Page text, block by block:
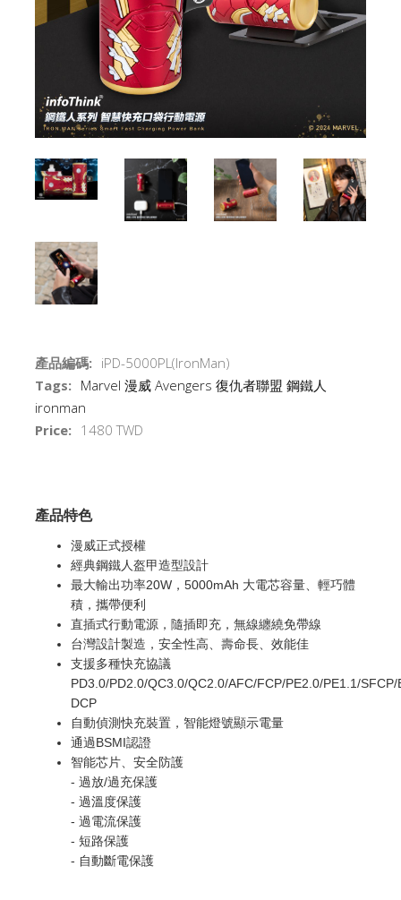
產品編碼: iPD-5000PL(IronMan)
Tags: Marvel 漫威 Avengers 復仇者聯盟 鋼鐵人
ironman
Price: 1480 TWD
產品特色
漫威正式授權
經典鋼鐵人盔甲造型設計
最大輸出功率20W，5000mAh 大電芯容量、輕巧體
積，攜帶便利
直插式行動電源，隨插即充，無線纏繞免帶線
台灣設計製造，安全性高、壽命長、效能佳
支援多種快充協議
PD3.0/PD2.0/QC3.0/QC2.0/AFC/FCP/PE2.0/PE1.1/SFCP/
DCP
自動偵測快充裝置，智能燈號顯示電量
通過BSMI認證
智能芯片、安全防護
- 過放/過充保護
- 過溫度保護
- 過電流保護
- 短路保護
- 自動斷電保護